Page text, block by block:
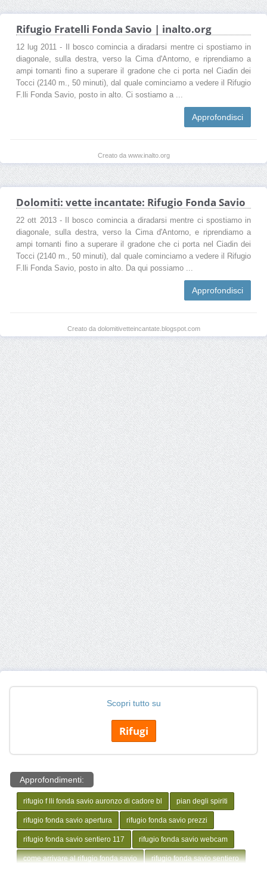
Rifugio Fratelli Fonda Savio | inalto.org
12 lug 2011 - Il bosco comincia a diradarsi mentre ci spostiamo in
diagonale, sulla destra, verso la Cima d'Antorno, e riprendiamo a
ampi tornanti fino a superare il gradone che ci porta nel Ciadin dei
Tocci (2140 m., 50 minuti), dal quale cominciamo a vedere il Rifugio
F.lli Fonda Savio, posto in alto. Ci sostiamo a ...
Approfondisci
Creato da www.inalto.org
Dolomiti: vette incantate: Rifugio Fonda Savio
22 ott 2013 - Il bosco comincia a diradarsi mentre ci spostiamo in
diagonale, sulla destra, verso la Cima d'Antorno, e riprendiamo a
ampi tornanti fino a superare il gradone che ci porta nel Ciadin dei
Tocci (2140 m., 50 minuti), dal quale cominciamo a vedere il Rifugio
F.lli Fonda Savio, posto in alto. Da qui possiamo ...
Approfondisci
Creato da dolomitivetteincantate.blogspot.com
Scopri tutto su
Rifugi
Approfondimenti:
rifugio f lli fonda savio auronzo di cadore bl pian degli spiriti
rifugio fonda savio apertura rifugio fonda savio prezzi
rifugio fonda savio sentiero 117 rifugio fonda savio webcam
come arrivare al rifugio fonda savio rifugio fonda savio sentiero